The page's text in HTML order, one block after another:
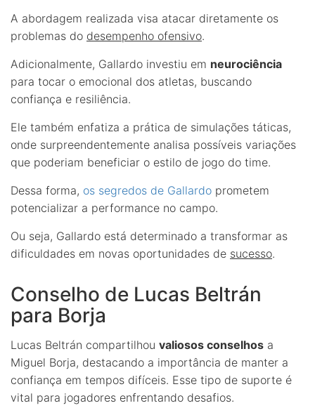
A abordagem realizada visa atacar diretamente os
problemas do desempenho ofensivo.
Adicionalmente, Gallardo investiu em neurociência
para tocar o emocional dos atletas, buscando
confiança e resiliência.
Ele também enfatiza a prática de simulações táticas,
onde surpreendentemente analisa possíveis variações
que poderiam beneficiar o estilo de jogo do time.
Dessa forma, os segredos de Gallardo prometem
potencializar a performance no campo.
Ou seja, Gallardo está determinado a transformar as
dificuldades em novas oportunidades de sucesso.
Conselho de Lucas Beltrán
para Borja
Lucas Beltrán compartilhou valiosos conselhos a
Miguel Borja, destacando a importância de manter a
confiança em tempos difíceis. Esse tipo de suporte é
vital para jogadores enfrentando desafios.